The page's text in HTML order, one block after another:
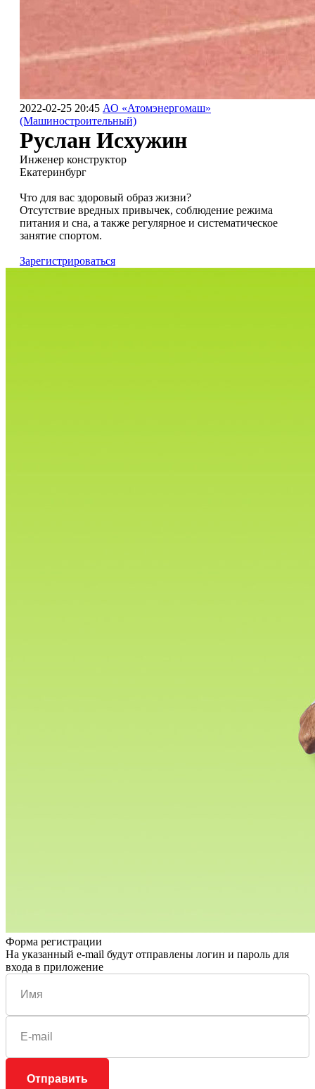
2022-02-25 20:45 АО «Атомэнергомаш»
(Машиностроительный)
Руслан Исхужин
Инженер конструктор
Екатеринбург
Что для вас здоровый образ жизни?
Отсутствие вредных привычек, соблюдение режима
питания и сна, а также регулярное и систематическое
занятие спортом.
Зарегистрироваться
Форма регистрации
На указанный e-mail будут отправлены логин и пароль для
входа в приложение
Отправить